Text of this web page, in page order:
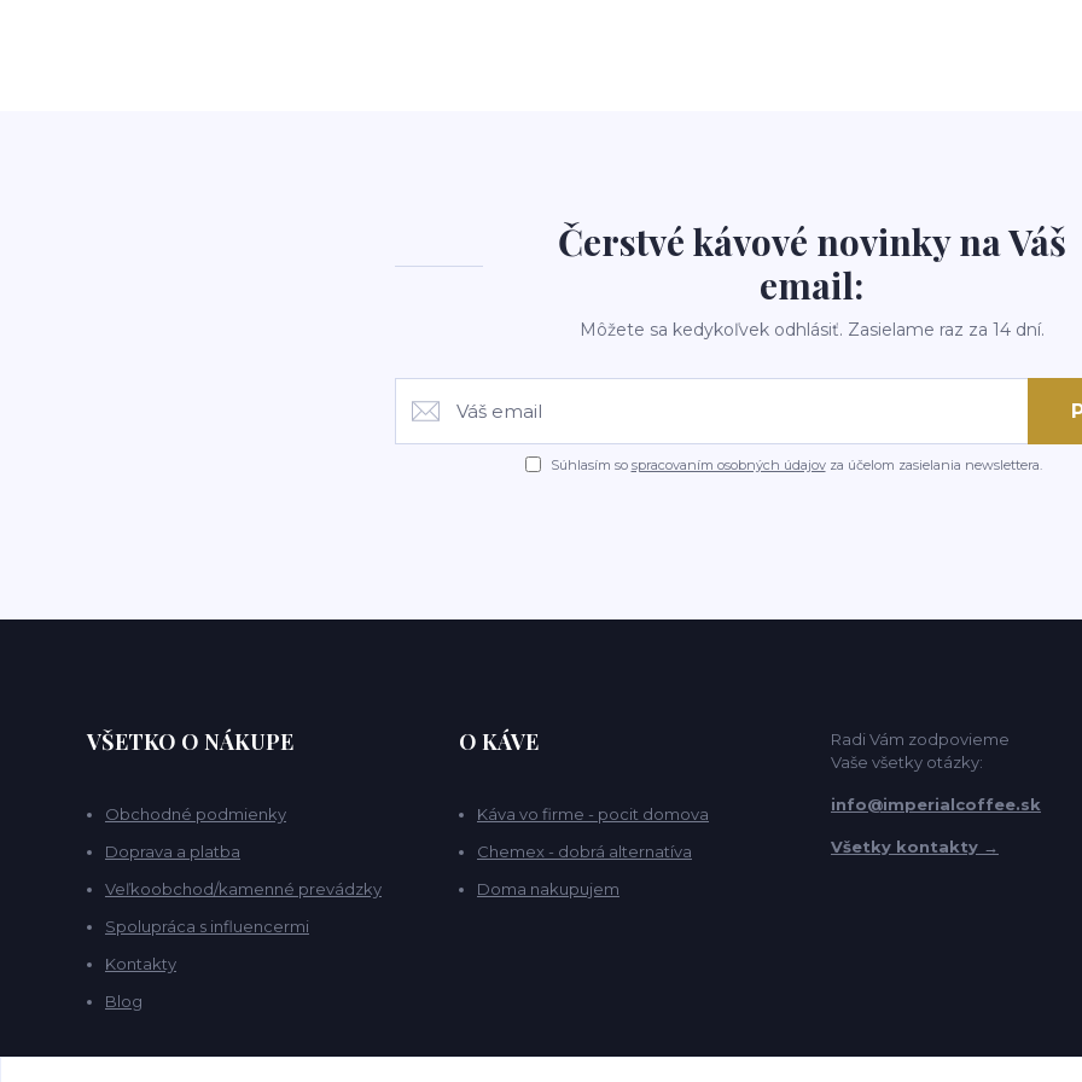
Čerstvé kávové novinky na Váš
email:
Môžete sa kedykoľvek odhlásiť. Zasielame raz za 14 dní.
Súhlasím so spracovaním osobných údajovza účelom zasielania newslettera.
VŠETKO O NÁKUPE
Obchodné podmienky
Doprava a platba
Veľkoobchod/kamenné prevádzky
Spolupráca s influencermi
Kontakty
Blog
O KÁVE
Káva vo firme - pocit domova
Chemex - dobrá alternatíva
Doma nakupujem
Radi Vám zodpovieme
Vaše všetky otázky:
info@imperialcoffee.sk
Všetky kontakty →